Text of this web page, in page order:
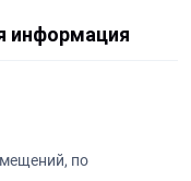
информация
по